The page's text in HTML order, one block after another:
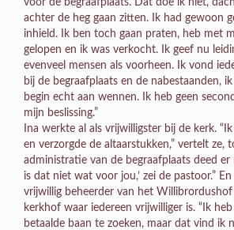
achter de heg gaan zitten. Ik had gewoon
inhield. Ik ben toch gaan praten, heb met
gelopen en ik was verkocht. Ik geef nu
evenveel mensen als voorheen. Ik vond
bij de begraafplaats en de nabestaanden,
begin echt aan wennen. Ik heb geen
mijn beslissing.”
Ina werkte al als vrijwilligster bij de kerk.
en verzorgde de altaarstukken,” vertelt ze,
administratie van de begraafplaats deed er
is dat niet wat voor jou,’ zei de pastoor.”
vrijwillig beheerder van het Willibrordushof
kerkhof waar iedereen vrijwilliger is. “Ik
betaalde baan te zoeken, maar dat vind ik